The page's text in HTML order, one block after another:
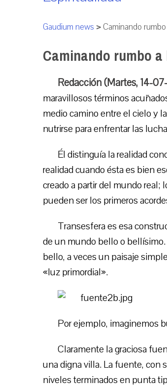
Gaudium news >Caminando rumbo
Caminando rumbo a
Redacción (Martes, 14-
maravillosos términos
medio camino entre el cielo y
nutrirse para enfrentar las
Él distinguía la realidad
realidad cuando ésta es bien
creado a partir del mundo real;
pueden ser los primeros
Transesfera es esa
de un mundo bello o
bello, a veces un paisaje
«luz primordial».
Por ejemplo, imaginemos
Claramente la graciosa
una digna villa. La fuente, con
niveles terminados en punta